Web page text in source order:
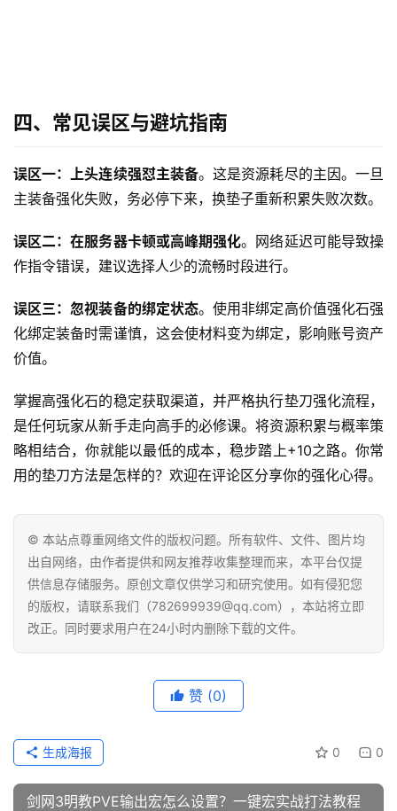
四、常见误区与避坑指南
误区一：上头连续强怼主装备。这是资源耗尽的主因。一旦
主装备强化失败，务必停下来，换垫子重新积累失败次数。
误区二：在服务器卡顿或高峰期强化。网络延迟可能导致操
作指令错误，建议选择人少的流畅时段进行。
误区三：忽视装备的绑定状态。使用非绑定高价值强化石强
化绑定装备时需谨慎，这会使材料变为绑定，影响账号资产
价值。
掌握高强化石的稳定获取渠道，并严格执行垫刀强化流程，
是任何玩家从新手走向高手的必修课。将资源积累与概率策
略相结合，你就能以最低的成本，稳步踏上+10之路。你常
用的垫刀方法是怎样的？欢迎在评论区分享你的强化心得。
© 本站点尊重网络文件的版权问题。所有软件、文件、图片均
出自网络，由作者提供和网友推荐收集整理而来，本平台仅提
供信息存储服务。原创文章仅供学习和研究使用。如有侵犯您
的版权，请联系我们（782699939@qq.com），本站将立即
改正。同时要求用户在24小时内删除下载的文件。
赞 (0)
0 0
生成海报
剑网3明教PVE输出宏怎么设置？一键宏实战打法教程